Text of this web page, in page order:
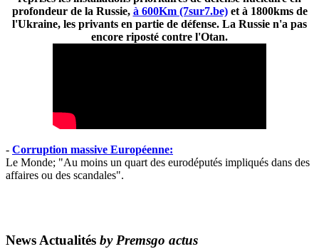
profondeur de la Russie, à 600Km (7sur7.be)et à 1800kms de
l'Ukraine, les privants en partie de défense. La Russie n'a pas
encore riposté contre l'Otan.
- Corruption massive Européenne:
Le Monde; "Au moins un quart des eurodéputés impliqués dans des
affaires ou des scandales".
News Actualités by Premsgo actus